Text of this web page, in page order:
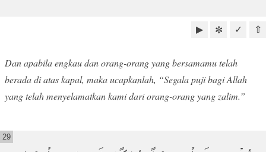
⇧
✓
✼
▶
Dan apabila engkau dan orang-orang yang bersamamu telah
berada di atas kapal, maka ucapkanlah, “Segala puji bagi Allah
yang telah menyelamatkan kami dari orang-orang yang zalim.”
29